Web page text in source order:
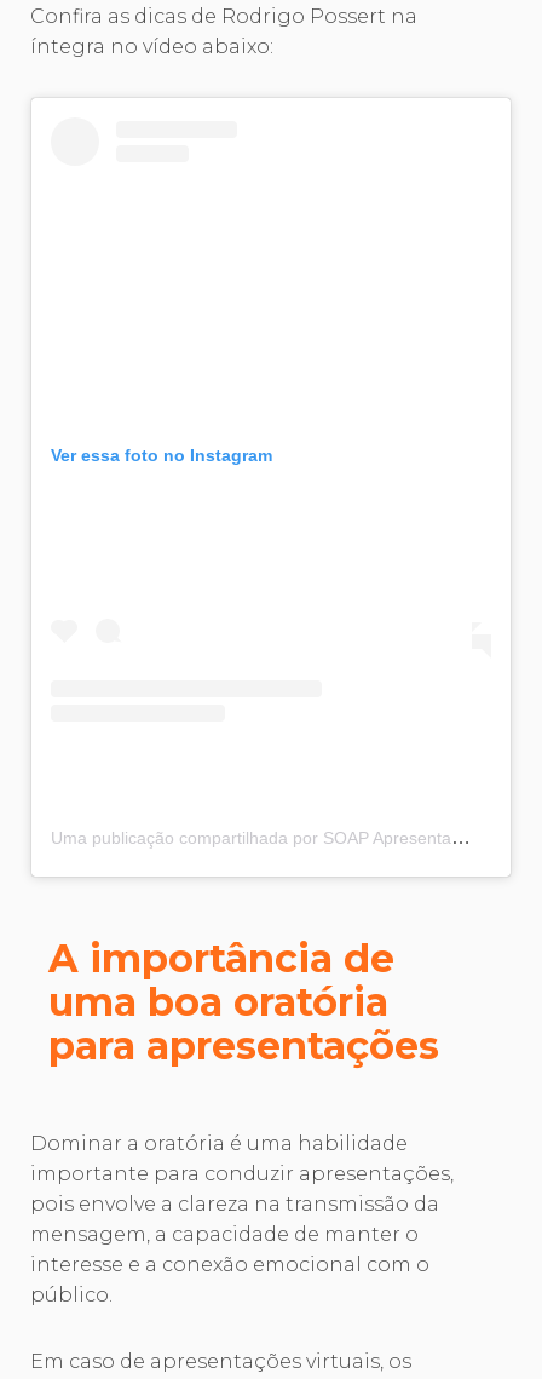
Confira as dicas de Rodrigo Possert na
íntegra no vídeo abaixo:
Ver essa foto no Instagram
Uma publicação compartilhada por SOAP Apresentações e Treinamentos (@soapbrasil)
A importância de
uma boa oratória
para apresentações
Dominar a oratória é uma habilidade
importante para conduzir apresentações,
pois envolve a clareza na transmissão da
mensagem, a capacidade de manter o
interesse e a conexão emocional com o
público.
Em caso de apresentações virtuais, os